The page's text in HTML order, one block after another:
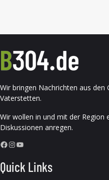
Wir bringen Nachrichten aus den
Vaterstetten.
Wir wollen in und mit der Region
Diskussionen anregen.
Facebook InstagramYouTube
Quick Links